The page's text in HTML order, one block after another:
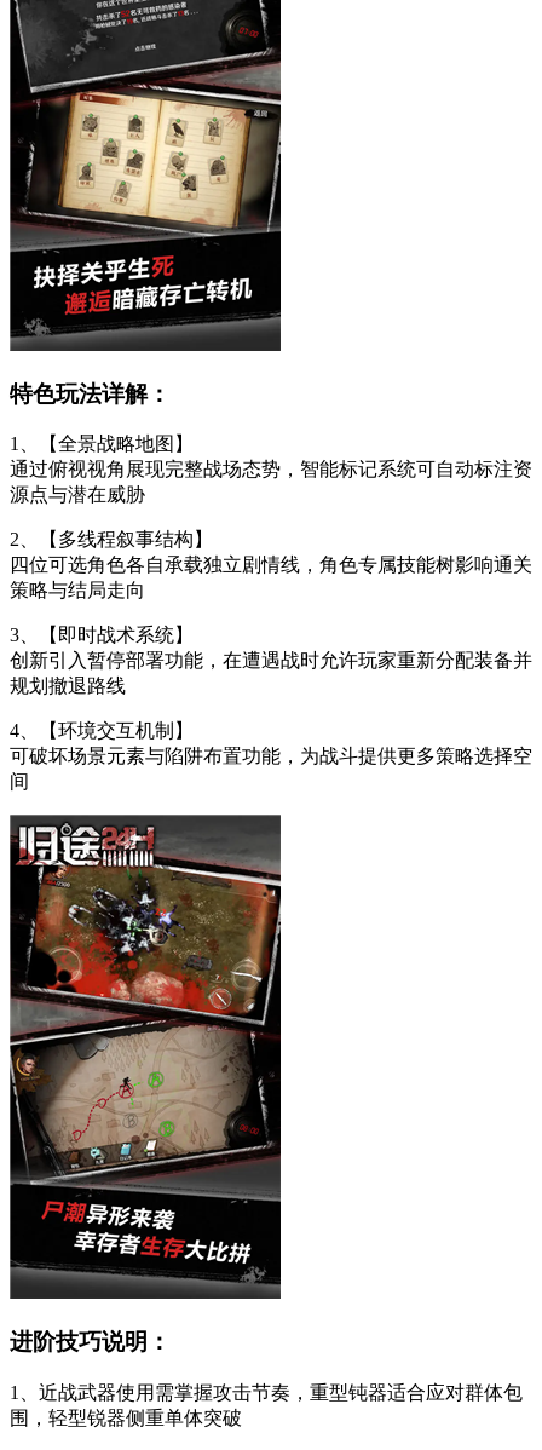
特色玩法详解：
1、【全景战略地图】
通过俯视视角展现完整战场态势，智能标记系统可自动标注资
源点与潜在威胁
2、【多线程叙事结构】
四位可选角色各自承载独立剧情线，角色专属技能树影响通关
策略与结局走向
3、【即时战术系统】
创新引入暂停部署功能，在遭遇战时允许玩家重新分配装备并
规划撤退路线
4、【环境交互机制】
可破坏场景元素与陷阱布置功能，为战斗提供更多策略选择空
间
进阶技巧说明：
1、近战武器使用需掌握攻击节奏，重型钝器适合应对群体包
围，轻型锐器侧重单体突破